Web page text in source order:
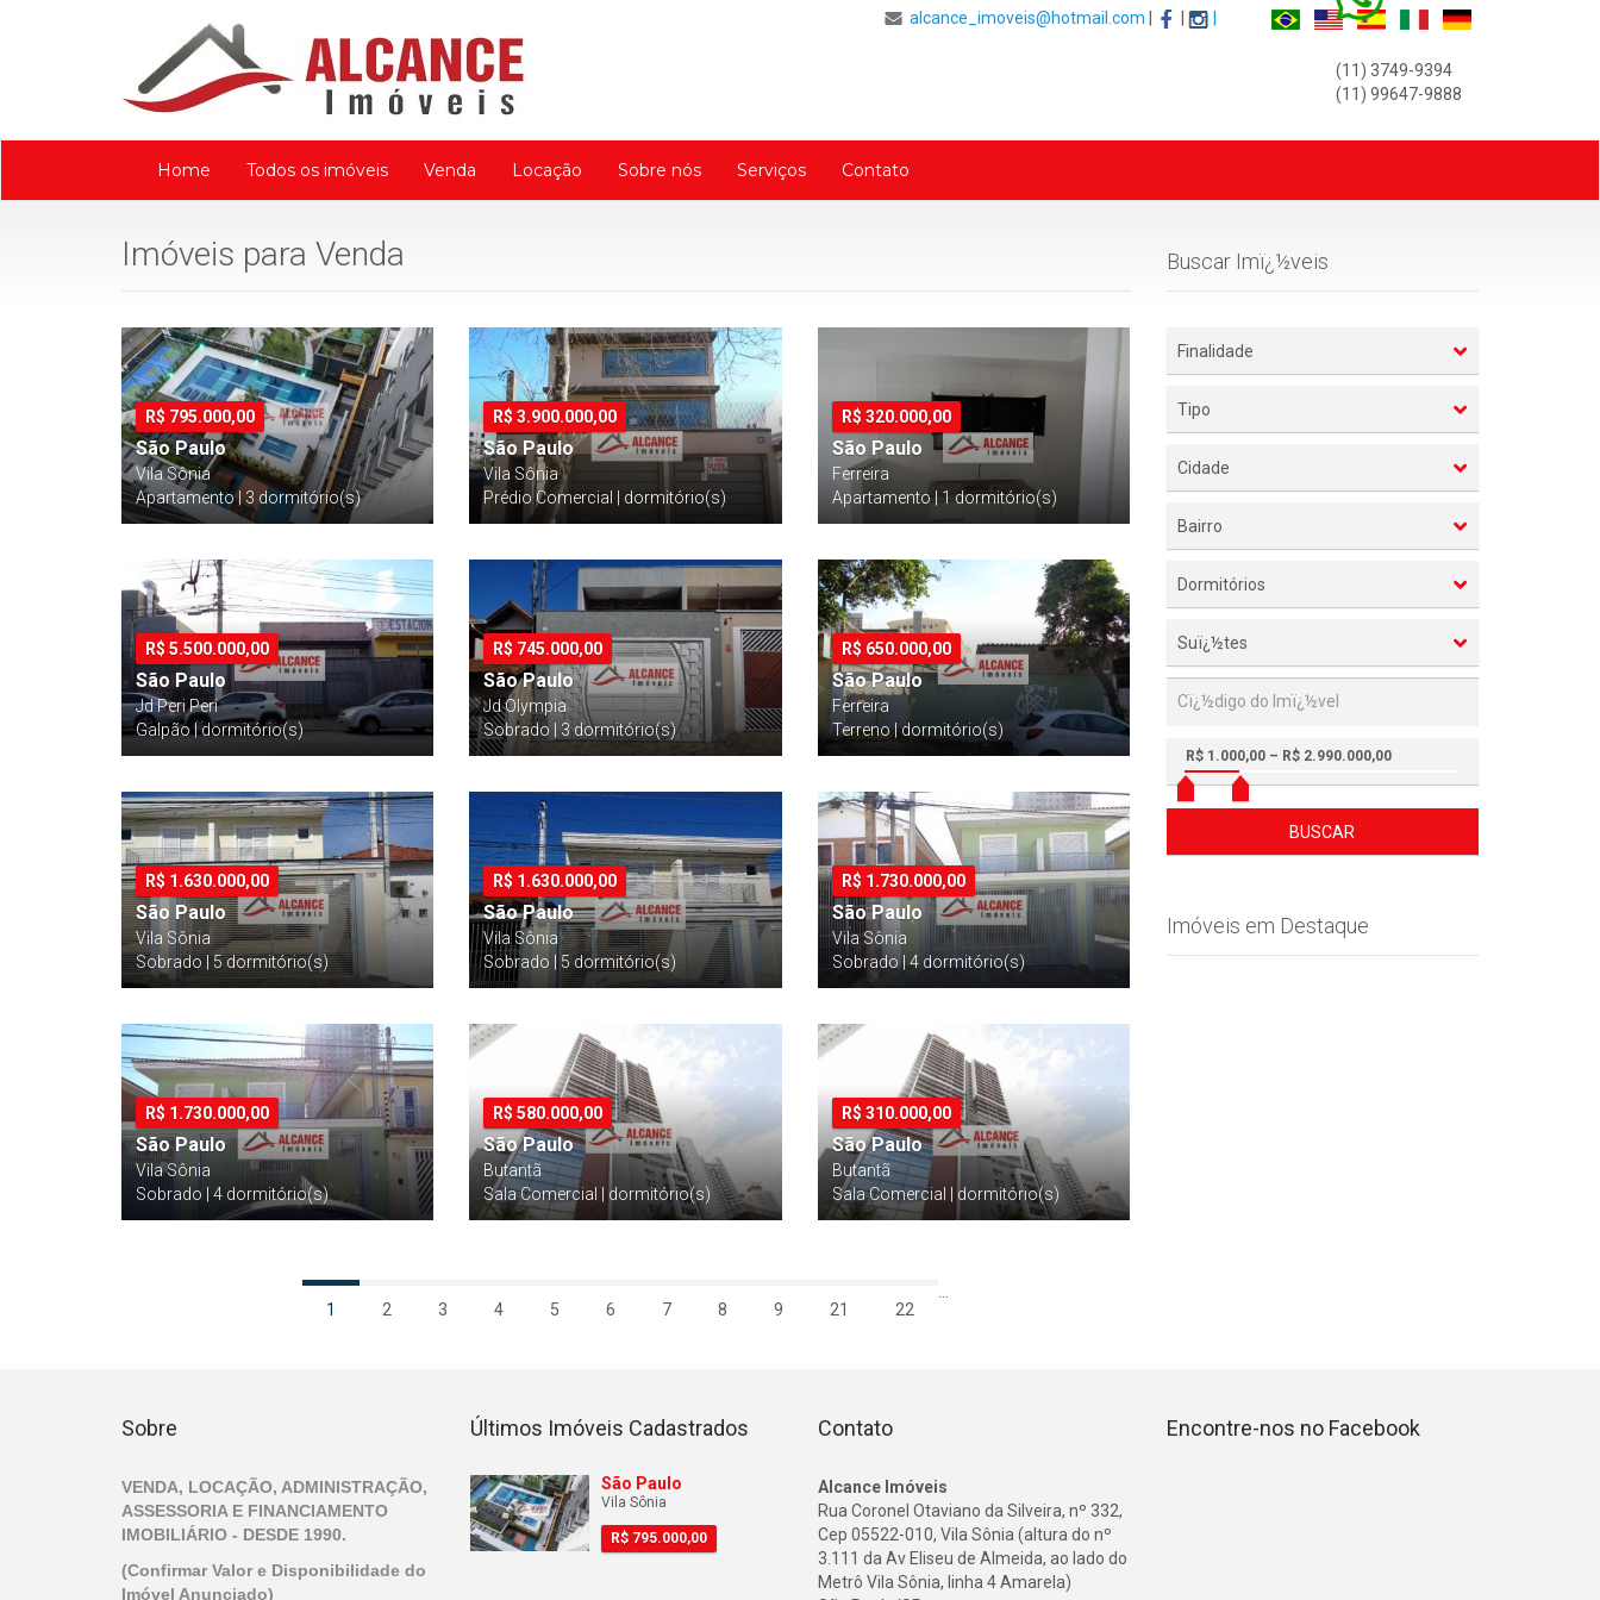
alcance_imoveis@hotmail.com
(11) 3749-9394
(11) 99647-9888
Home Todos os imóveis Venda Locação Sobre nós Serviços Contato
Imóveis para Venda
R$ 795.000,00
São Paulo
Vila Sônia
Apartamento | 3 dormitório(s)
R$3.900.000,00
São Paulo
Vila Sônia
Prédio Comercial | dormitório(s)
R$ 320.000,00
São Paulo
Ferreira
Apartamento | 1 dormitório(s)
R$ 5.500.000,00
São Paulo
Jd Peri Peri
Galpão | dormitório(s)
R$ 745.000,00
São Paulo
Jd Olympia
Sobrado | 3 dormitório(s)
R$ 650.000,00
São Paulo
Ferreira
Terreno | dormitório(s)
R$ 1.630.000,00
São Paulo
Vila Sônia
Sobrado | 5 dormitório(s)
R$ 1.630.000,00
São Paulo
Vila Sônia
Sobrado | 5 dormitório(s)
R$ 1.730.000,00
São Paulo
Vila Sônia
Sobrado | 4 dormitório(s)
R$ 1.730.000,00
São Paulo
Vila Sônia
Sobrado | 4 dormitório(s)
R$580.000,00
São Paulo
Butantã
Sala Comercial | dormitório(s)
R$ 310.000,00
São Paulo
Butantã
Sala Comercial | dormitório(s)
1 2 3 4 5 6 7 8 9
21
22
Buscar Imï¿½veis
Finalidade
Tipo
Cidade
Bairro
Dormitórios
Suï¿½tes
R$ 1.000,00 – R$ 2.990.000,00
BUSCAR
Imóveis em Destaque
Sobre
VENDA, LOCAÇÃO, ADMINISTRAÇÃO,
ASSESSORIA E FINANCIAMENTO
IMOBILIÁRIO - DESDE 1990.
(Confirmar Valor e Disponibilidade do
Imóvel Anunciado)
Últimos Imóveis Cadastrados
São Paulo
Vila Sônia
R$ 795.000,00
Contato
Alcance Imóveis
Rua Coronel Otaviano da Silveira, nº 332,
Cep 05522-010, Vila Sônia (altura do nº
3.111 da Av Eliseu de Almeida, ao lado do
Metrô Vila Sônia, linha 4 Amarela)
Encontre-nos no Facebook